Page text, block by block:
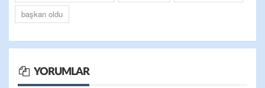
başkan oldu
YORUMLAR